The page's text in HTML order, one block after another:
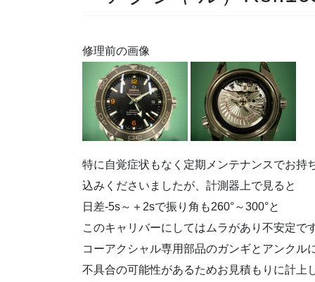
修理前の画像
特に自覚症状もなく定期メンテナンスでお持
込みくださいましたが、計測器上で見ると
日差-5s～＋2sで振り角も260°～300°と
このキャリバーにしてはムラがあり不安定です
コーアクシャル専用部品のガンギとアンクル
不具合の可能性があるためお見積もりに計上